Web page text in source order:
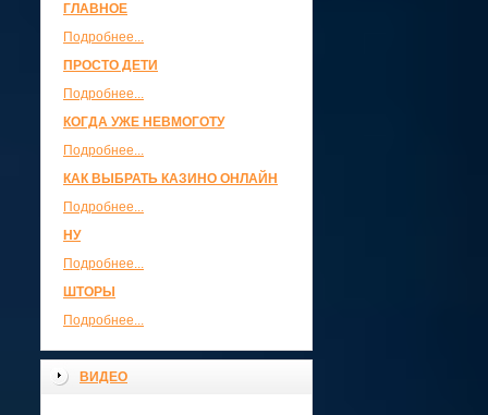
ГЛАВНОЕ
Подробнее...
ПРОСТО ДЕТИ
Подробнее...
КОГДА УЖЕ НЕВМОГОТУ
Подробнее...
КАК ВЫБРАТЬ КАЗИНО ОНЛАЙН
Подробнее...
НУ
Подробнее...
ШТОРЫ
Подробнее...
ВИДЕО